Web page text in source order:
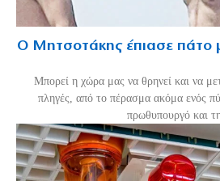
Ο Μητσοτάκης έπιασε πάτο
Mπορεί η χώρα μας να θρηνεί και να
πληγές, από το πέρασμα ακόμα ενός
πρωθυπουργό και